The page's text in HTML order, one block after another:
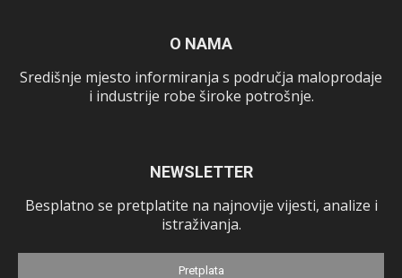
O NAMA
Središnje mjesto informiranja s područja maloprodaje
i industrije robe široke potrošnje.
NEWSLETTER
Besplatno se pretplatite na najnovije vijesti, analize i
istraživanja.
Pretplata